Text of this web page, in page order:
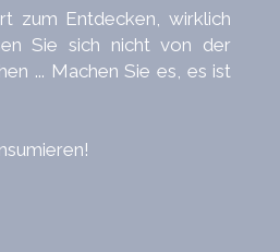
zum Entdecken, wirklich
Sie sich nicht von der
... Machen Sie es, es ist